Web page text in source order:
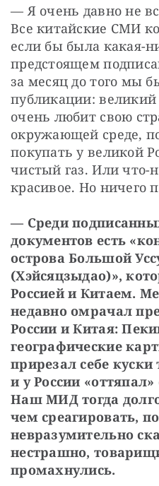
— Я очень давно не
Все китайские СМИ
если бы была какая-
предстоящем
за месяц до того мы
публикации:
очень любит свою
окружающей среде,
покупать у великой
чистый газ. Или что-
красивое. Но ничего
— Среди
документов есть
острова Большой
(Хэйсяцзыдао)»,
Россией и Китаем.
недавно омрачал
России и Китая:
географические
прирезал себе куски
и у России «оттяпал»
Наш МИД тогда
чем среагировать,
невразумительно
нестрашно,
промахнулись.